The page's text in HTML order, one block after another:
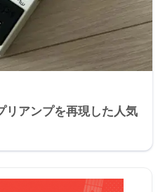
リアンプを再現した人気